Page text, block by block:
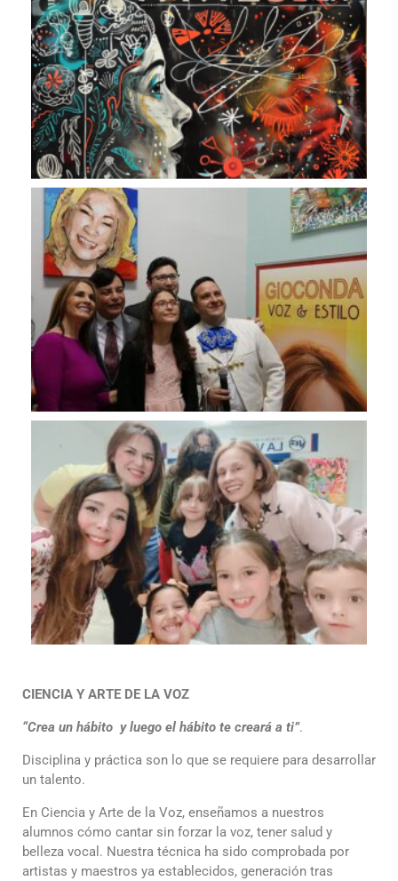
CIENCIA Y ARTE DE LA VOZ
“Crea un hábito y luego el hábito te creará a ti”.
Disciplina y práctica son lo que se requiere para desarrollar
un talento.
En Ciencia y Arte de la Voz, enseñamos a nuestros
alumnos cómo cantar sin forzar la voz, tener salud y
belleza vocal. Nuestra técnica ha sido comprobada por
artistas y maestros ya establecidos, generación tras